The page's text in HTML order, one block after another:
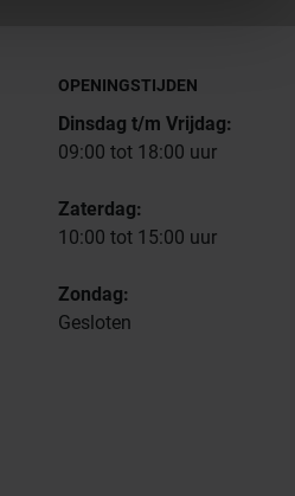
OPENINGSTIJDEN
Dinsdag t/m Vrijdag:
09:00 tot 18:00 uur
Zaterdag:
10:00 tot 15:00 uur
Zondag:
Gesloten